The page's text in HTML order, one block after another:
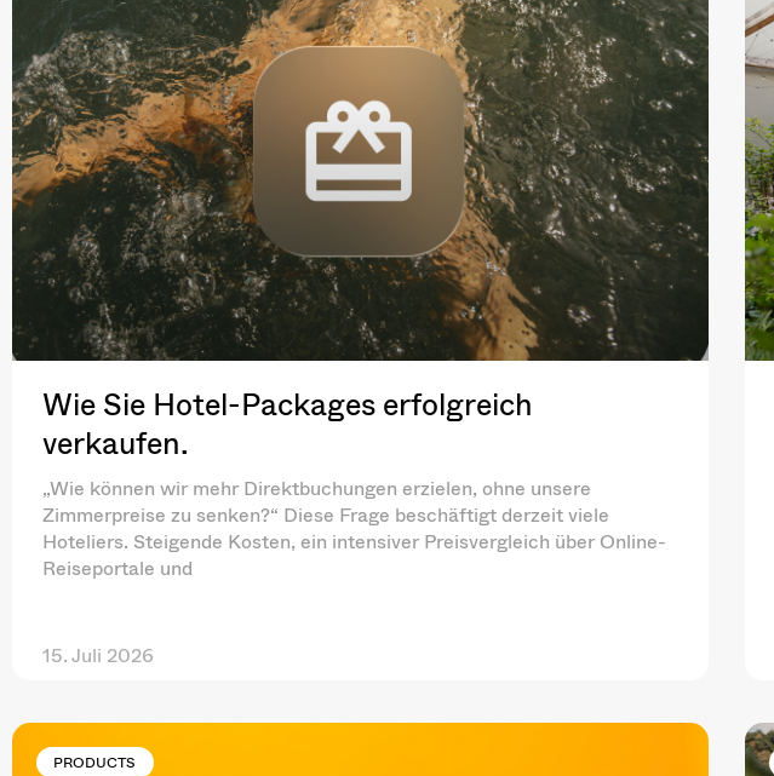
Wie Sie Hotel-Packages erfolgreich
verkaufen.
„Wie können wir mehr Direktbuchungen erzielen, ohne unsere
Zimmerpreise zu senken?“ Diese Frage beschäftigt derzeit viele
Hoteliers. Steigende Kosten, ein intensiver Preisvergleich über Online-
Reiseportale und
15. Juli 2026
PRODUCTS